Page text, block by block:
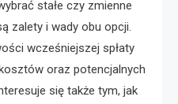
stałe czy zmienne
zalety i wady obu opcji.
wcześniejszej spłaty
oraz potencjalnych
się także tym, jak